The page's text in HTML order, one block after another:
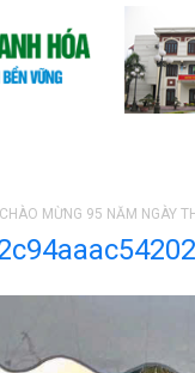
MỪNG 95 NĂM NGÀY